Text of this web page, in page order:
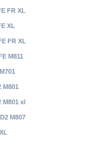
FR XL
XL
FR XL
M811
M801
M801 xl
M807